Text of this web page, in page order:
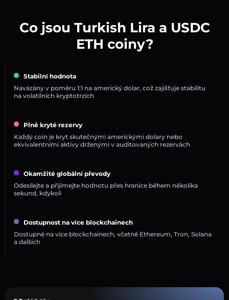
Co jsou Turkish Lira a USDC
ETH coiny?
Stabilní hodnota
Navázány v poměru 1:1 na americký dolar, což zajišťuje stabilitu
na volatilních kryptotrzích
Plně kryté rezervy
Každý coin je kryt skutečnými americkými dolary nebo
ekvivalentními aktivy drženými v auditovaných rezervách
Okamžité globální převody
Odesílejte a přijímejte hodnotu přes hranice během několika
sekund, kdykoli
Dostupnost na více blockchainech
Dostupné na více blockchainech, včetně Ethereum, Tron, Solana
a dalších